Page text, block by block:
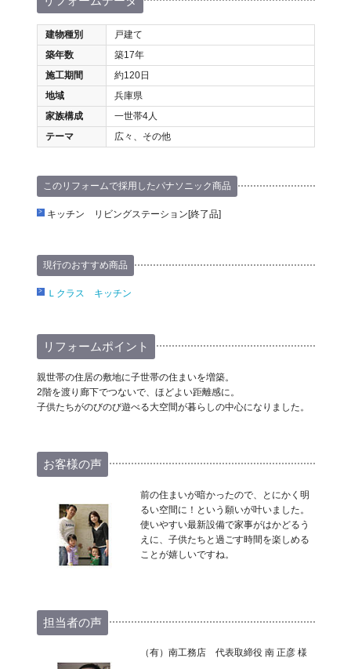
建物種別
戸建て
築年数
築17年
施工期間
約120日
地域
兵庫県
家族構成
一世帯4人
テーマ
広々、その他
このリフォームで採用したパナソニック商品
キッチン リビングステーション[終了品]
現行のおすすめ商品
Ｌクラス キッチン
リフォームポイント
親世帯の住居の敷地に子世帯の住まいを増築。
2階を渡り廊下でつないで、ほどよい距離感に。
子供たちがのびのび遊べる大空間が暮らしの中心になりました。
お客様の声
前の住まいが暗かったので、とにかく明
るい空間に！という願いが叶いました。
使いやすい最新設備で家事がはかどるう
えに、子供たちと過ごす時間を楽しめる
ことが嬉しいですね。
担当者の声
（有）南工務店 代表取締役 南 正彦 様